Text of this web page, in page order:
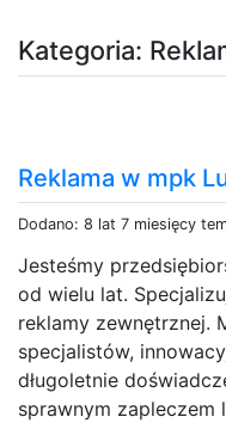
Kategoria:
Reklama w mpk
Dodano: 8 lat 7 miesięcy
Jesteśmy
od wielu lat.
reklamy zewnętrznej.
specjalistów,
długoletnie
sprawnym